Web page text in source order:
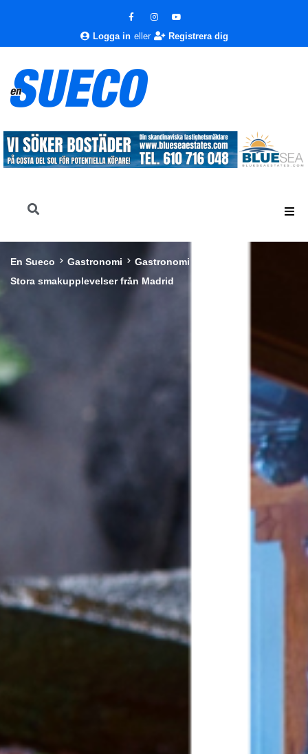
Logga in eller Registrera dig
En Sueco Gastronomi
Gastronomi
Stora smakupplevelser från Madrid